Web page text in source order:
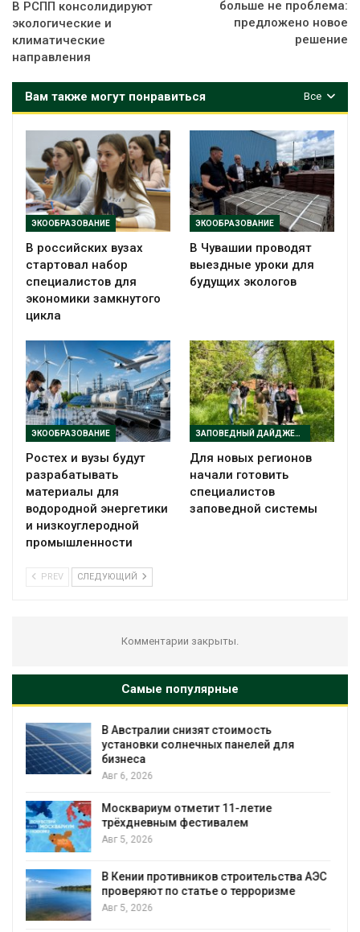
В РСПП консолидируют
экологические и
климатические
направления
больше не проблема:
предложено новое
решение
Все
Вам также могут понравиться
ЭКООБРАЗОВАНИЕ
В российских вузах
стартовал набор
специалистов для
экономики замкнутого
цикла
ЭКООБРАЗОВАНИЕ
В Чувашии проводят
выездные уроки для
будущих экологов
ЭКООБРАЗОВАНИЕ
Ростех и вузы будут
разрабатывать
материалы для
водородной энергетики
и низкоуглеродной
промышленности
ЗАПОВЕДНЫЙ ДАЙДЖЕСТ
Для новых регионов
начали готовить
специалистов
заповедной системы
PREV СЛЕДУЮЩИЙ
Комментарии закрыты.
Самые популярные
Омская область получит ещё 598 млн
рублей на перевод частных домов на газ
Авг 5, 2026
В Японии высаживают прибрежные леса для защиты
от цунами
Авг 5, 2026
компании 145,4 млн рублей за ущерб
недрам
Авг 5, 2026